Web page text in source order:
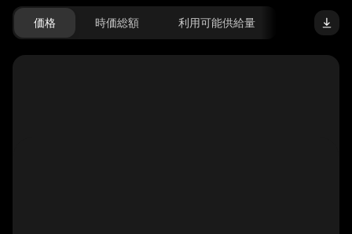
価格 時価総額 利用可能供給量